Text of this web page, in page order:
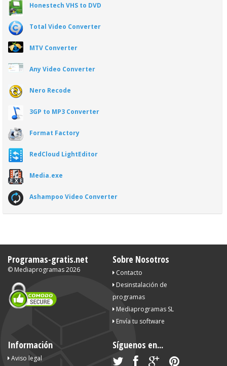
Honestech VHS to DVD
Total Video Converter
MTV Converter
Any Video Converter
Nero Recode
3GP to MP3 Converter
Format Factory
RedCloud LightEditor
Media.exe
Ashampoo Video Converter
Programas-gratis.net
© Mediaprogramas2026
Sobre Nosotros
Contacto
Desinstalación de
programas
Mediaprogramas SL
Envía tu software
Información
Aviso legal
Síguenos en...